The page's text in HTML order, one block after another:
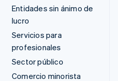
Entidades sin ánimo de
lucro
Servicios para
profesionales
Sector público
Comercio minorista